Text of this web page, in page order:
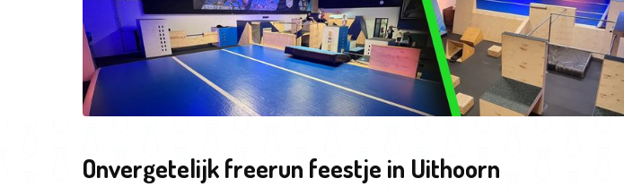
Onvergetelijk freerun feestje in Uithoorn